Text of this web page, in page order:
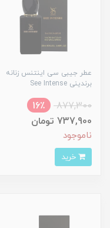
عطر جیبی سی اینتنس زنانه
برندینی See Intense
877,300
16٪
737,900 تومان
ناموجود